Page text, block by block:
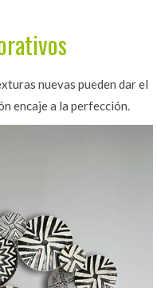
nuevas pueden dar el
encaje a la perfección.